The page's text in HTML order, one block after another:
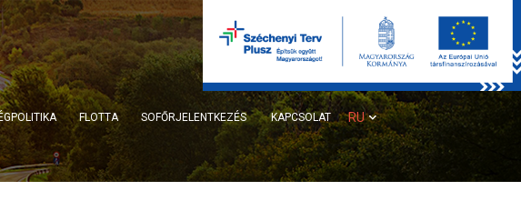
FLOTTA SOFŐRJELENTKEZÉS KAPCSOLAT RU